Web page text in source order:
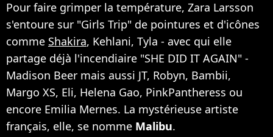
Pour faire grimper la température, Zara Larsson
s'entoure sur "Girls Trip" de pointures et d'icônes
comme Shakira, Kehlani, Tyla - avec qui elle
partage déjà l'incendiaire "SHE DID IT AGAIN" -
Madison Beer mais aussi JT, Robyn, Bambii,
Margo XS, Eli, Helena Gao, PinkPantheress ou
encore Emilia Mernes. La mystérieuse artiste
français, elle, se nomme Malibu.